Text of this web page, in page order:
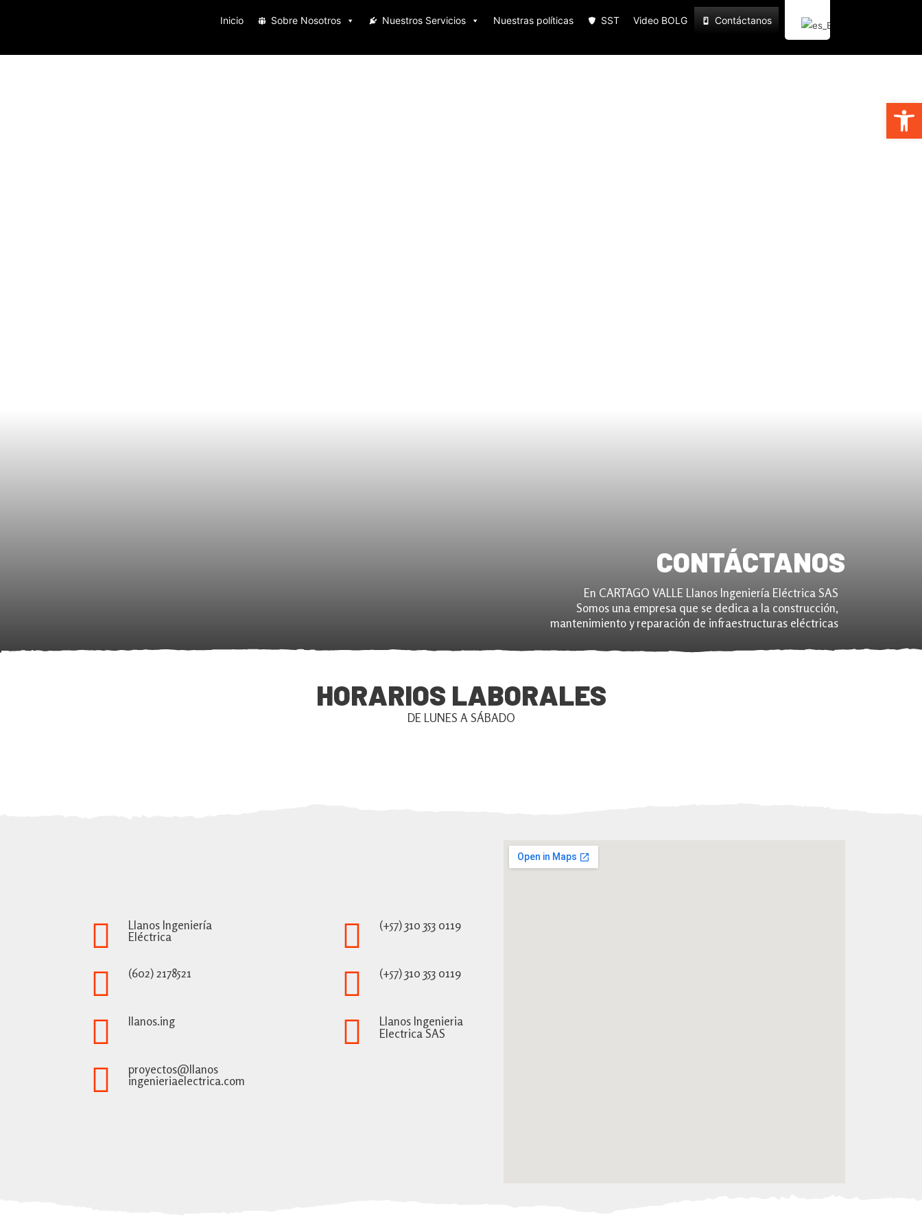
Inicio Sobre Nosotros Nuestros Servicios Nuestras políticas SST Video BOLG Contáctanos PQRS
CONTÁCTANOS
En CARTAGO VALLE Llanos Ingeniería Eléctrica SAS
Somos una empresa que se dedica a la construcción,
mantenimiento y reparación de infraestructuras eléctricas
HORARIOS LABORALES
DE LUNES A SÁBADO
Llanos Ingeniería
Eléctrica
(602) 2178521
llanos.ing
proyectos@llanos
ingenieriaelectrica.com
(+57) 310 353 0119
(+57) 310 353 0119
Llanos Ingenieria
Electrica SAS
Abrir